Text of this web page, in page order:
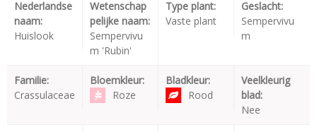
Nederlandse
naam:
Huislook
Wetenschap
pelijke naam:
Sempervivu
m 'Rubin'
Type plant:
Vaste plant
Geslacht:
Sempervivu
m
Familie:
Crassulaceae
Bloemkleur:
Roze
Bladkleur:
Rood
Veelkleurig
blad:
Nee